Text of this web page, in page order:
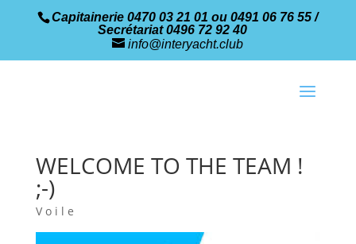
Capitainerie 0470 03 21 01 ou 0491 06 76 55 /
Secrétariat 0496 72 92 40
info@interyacht.club
WELCOME TO THE TEAM !
;-)
Voile